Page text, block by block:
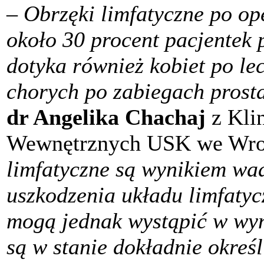
– Obrzęki limfatyczne po
około 30 procent
dotyka również kobiet po
chorych po zabiegach
dr Angelika Chachaj z
Wewnętrznych USK we
limfatyczne są wynikiem
uszkodzenia układu
mogą jednak wystąpić w
są w stanie dokładnie